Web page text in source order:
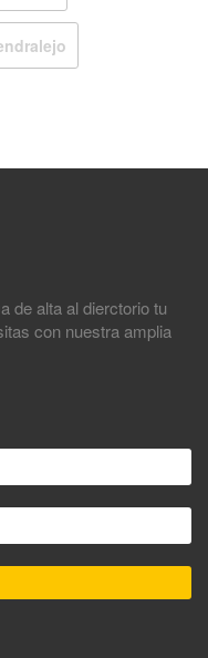
de alta al dierctorio tu
con nuestra amplia